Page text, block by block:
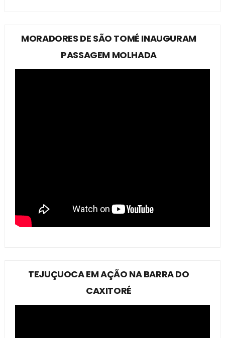
MORADORES DE SÃO TOMÉ INAUGURAM
PASSAGEM MOLHADA
TEJUÇUOCA EM AÇÃO NA BARRA DO
CAXITORÉ